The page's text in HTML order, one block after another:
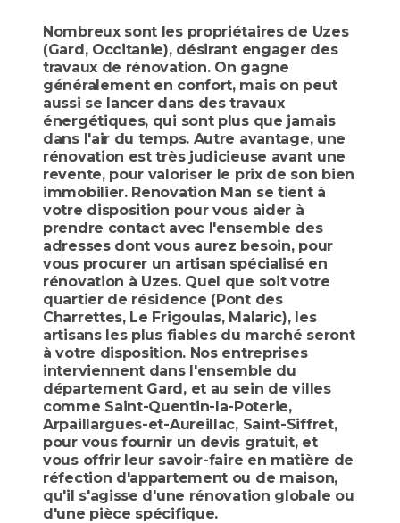
Nombreux sont les propriétaires de Uzes
(Gard, Occitanie), désirant engager des
travaux de rénovation. On gagne
généralement en confort, mais on peut
aussi se lancer dans des travaux
énergétiques, qui sont plus que jamais
dans l'air du temps. Autre avantage, une
rénovation est très judicieuse avant une
revente, pour valoriser le prix de son bien
immobilier. Renovation Man se tient à
votre disposition pour vous aider à
prendre contact avec l'ensemble des
adresses dont vous aurez besoin, pour
vous procurer un artisan spécialisé en
rénovation à Uzes. Quel que soit votre
quartier de résidence (Pont des
Charrettes, Le Frigoulas, Malaric), les
artisans les plus fiables du marché seront
à votre disposition. Nos entreprises
interviennent dans l'ensemble du
département Gard, et au sein de villes
comme Saint-Quentin-la-Poterie,
Arpaillargues-et-Aureillac, Saint-Siffret,
pour vous fournir un devis gratuit, et
vous offrir leur savoir-faire en matière de
réfection d'appartement ou de maison,
qu'il s'agisse d'une rénovation globale ou
d'une pièce spécifique.